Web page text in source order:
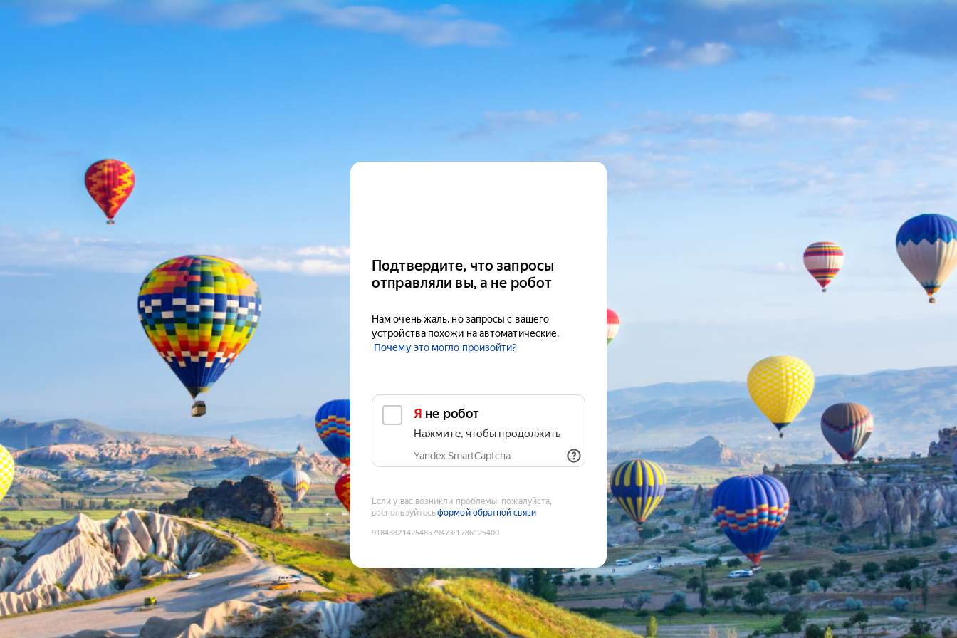
Подтвердите, что запросы
отправляли вы, а не робот
Нам очень жаль, но запросы с вашего
устройства похожи на автоматические.
Почему это могло произойти?
Я не робот
Нажмите, чтобы продолжить
Yandex SmartCaptcha
Если у вас возникли проблемы, пожалуйста,
воспользуйтесьформой обратной связи
9184382142548579473:1786125400